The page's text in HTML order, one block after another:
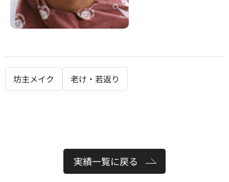
坊主メイク 老け・若返り
実績一覧に戻る